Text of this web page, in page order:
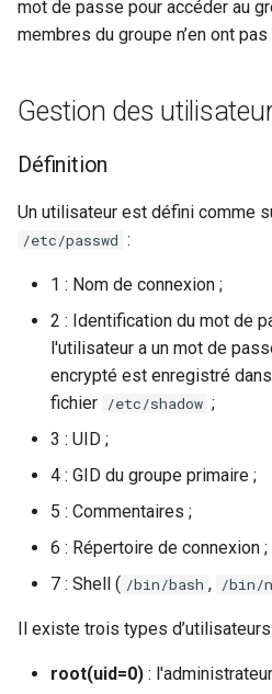
mot de passe pour accéder au
membres du groupe n’en ont
Gestion des
Définition
Un utilisateur est défini comme
/etc/passwd :
1 : Nom de connexion ;
2 : Identification du mot de
l'utilisateur a un mot de
encrypté est enregistré
fichier /etc/shadow ;
3 : UID ;
4 : GID du groupe primaire ;
5 : Commentaires ;
6 : Répertoire de connexion ;
7 : Shell ( /bin/bash , /bin/
Il existe trois types d’utilisateurs
root(uid=0) :